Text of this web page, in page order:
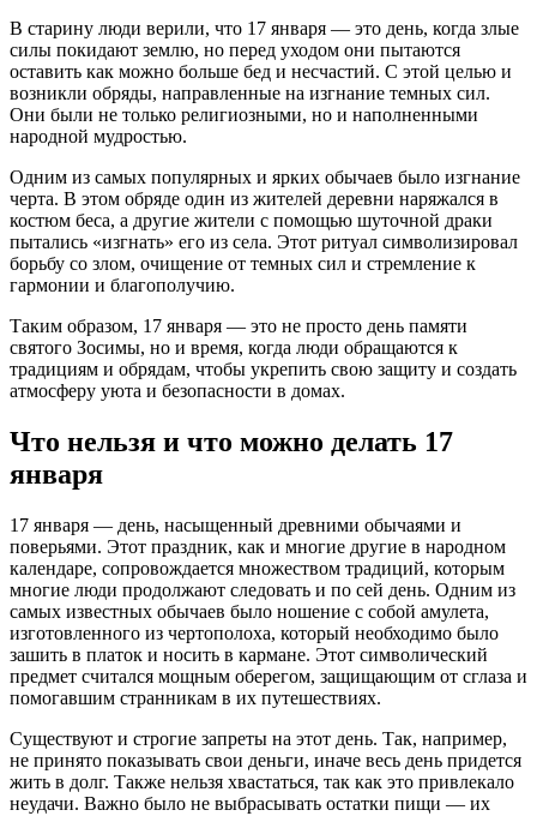
В старину люди верили, что 17 января — это день, когда злые
силы покидают землю, но перед уходом они пытаются
оставить как можно больше бед и несчастий. С этой целью и
возникли обряды, направленные на изгнание темных сил.
Они были не только религиозными, но и наполненными
народной мудростью.
Одним из самых популярных и ярких обычаев было изгнание
черта. В этом обряде один из жителей деревни наряжался в
костюм беса, а другие жители с помощью шуточной драки
пытались «изгнать» его из села. Этот ритуал символизировал
борьбу со злом, очищение от темных сил и стремление к
гармонии и благополучию.
Таким образом, 17 января — это не просто день памяти
святого Зосимы, но и время, когда люди обращаются к
традициям и обрядам, чтобы укрепить свою защиту и создать
атмосферу уюта и безопасности в домах.
Что нельзя и что можно делать 17
января
17 января — день, насыщенный древними обычаями и
поверьями. Этот праздник, как и многие другие в народном
календаре, сопровождается множеством традиций, которым
многие люди продолжают следовать и по сей день. Одним из
самых известных обычаев было ношение с собой амулета,
изготовленного из чертополоха, который необходимо было
зашить в платок и носить в кармане. Этот символический
предмет считался мощным оберегом, защищающим от сглаза и
помогавшим странникам в их путешествиях.
Существуют и строгие запреты на этот день. Так, например,
не принято показывать свои деньги, иначе весь день придется
жить в долг. Также нельзя хвастаться, так как это привлекало
неудачи. Важно было не выбрасывать остатки пищи — их